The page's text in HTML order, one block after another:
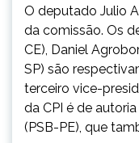
O deputado Julio
da comissão. Os
CE), Daniel
SP) são
terceiro vice-
da CPI é de
(PSB-PE), que